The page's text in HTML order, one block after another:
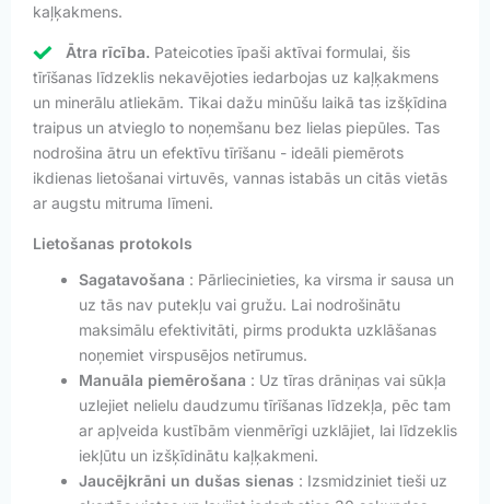
kaļķakmens.
Ātra rīcība. Pateicoties īpaši aktīvai formulai, šis
tīrīšanas līdzeklis nekavējoties iedarbojas uz kaļķakmens
un minerālu atliekām. Tikai dažu minūšu laikā tas izšķīdina
traipus un atvieglo to noņemšanu bez lielas piepūles. Tas
nodrošina ātru un efektīvu tīrīšanu - ideāli piemērots
ikdienas lietošanai virtuvēs, vannas istabās un citās vietās
ar augstu mitruma līmeni.
Lietošanas protokols
Sagatavošana : Pārliecinieties, ka virsma ir sausa un
uz tās nav putekļu vai gružu. Lai nodrošinātu
maksimālu efektivitāti, pirms produkta uzklāšanas
noņemiet virspusējos netīrumus.
Manuāla piemērošana : Uz tīras drāniņas vai sūkļa
uzlejiet nelielu daudzumu tīrīšanas līdzekļa, pēc tam
ar apļveida kustībām vienmērīgi uzklājiet, lai līdzeklis
iekļūtu un izšķīdinātu kaļķakmeni.
Jaucējkrāni un dušas sienas : Izsmidziniet tieši uz